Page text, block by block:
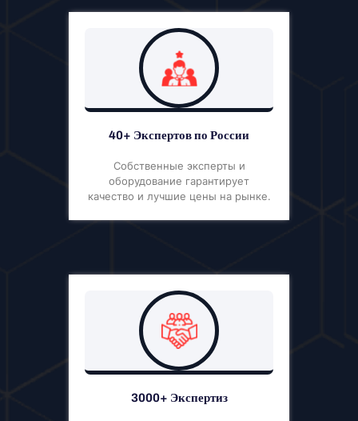
40+ Экспертов по России
Собственные эксперты и
оборудование гарантирует
качество и лучшие цены на рынке.
3000+ Экспертиз